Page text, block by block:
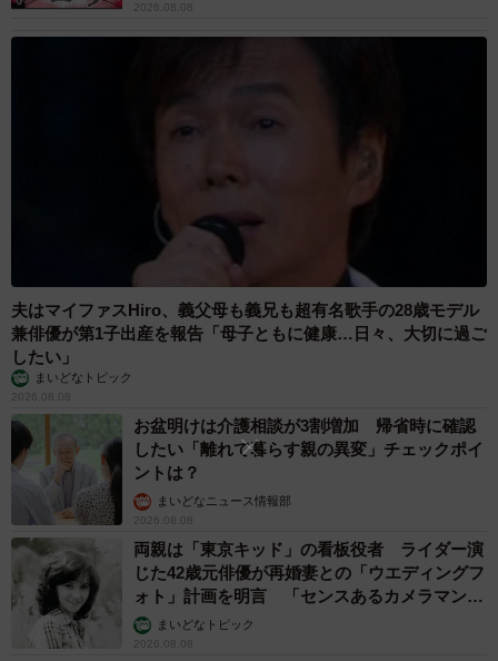
2026.08.08
夫はマイファスHiro、義父母も義兄も超有名歌手の28歳モデル
兼俳優が第1子出産を報告「母子ともに健康…日々、大切に過ご
したい」
まいどなトピック
2026.08.08
お盆明けは介護相談が3割増加 帰省時に確認
したい「離れて暮らす親の異変」チェックポイ
ントは？
まいどなニュース情報部
2026.08.08
両親は「東京キッド」の看板役者 ライダー演
じた42歳元俳優が再婚妻との「ウエディングフ
ォト」計画を明言 「センスあるカメラマン求
む」まいどなトピック
2026.08.08